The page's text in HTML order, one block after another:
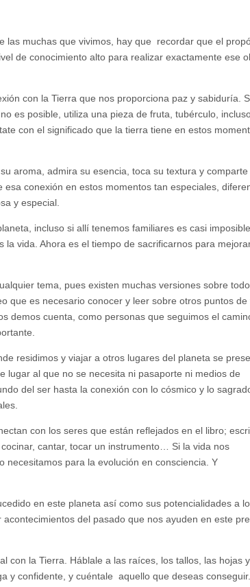
las muchas que vivimos, hay que recordar que el
de conocimiento alto para realizar exactamente ese
con la Tierra que nos proporciona paz y sabiduría.
es posible, utiliza una pieza de fruta, tubérculo,
con el significado que la tierra tiene en estos
aroma, admira su esencia, toca su textura y comparte
conexión en estos momentos tan especiales,
y especial.
incluso si allí tenemos familiares es casi
vida. Ahora es el tiempo de sacrificarnos para
tema, pues existen muchas versiones sobre
que es necesario conocer y leer sobre otros puntos de
demos cuenta, como personas que seguimos el
residimos y viajar a otros lugares del planeta se
lugar al que no se necesita ni pasaporte ni medios de
del ser hasta la conexión con lo cósmico y lo
con los seres que están reflejados en el libro;
cantar, tocar un instrumento… Si la vida nos
necesitamos para la evolución en consciencia. Y
en este planeta así como sus potencialidades a
del pasado que nos ayuden en este
con la Tierra. Háblale a las raíces, los tallos, las hojas
y confidente, y cuéntale aquello que deseas conseguir.